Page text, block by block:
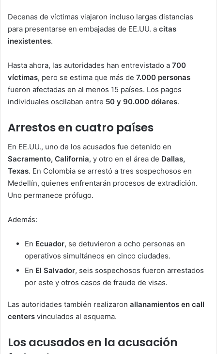
Decenas de víctimas viajaron incluso largas distancias
para presentarse en embajadas de EE.UU. a citas
inexistentes.
Hasta ahora, las autoridades han entrevistado a 700
víctimas, pero se estima que más de 7.000 personas
fueron afectadas en al menos 15 países. Los pagos
individuales oscilaban entre 50 y 90.000 dólares.
Arrestos en cuatro países
En EE.UU., uno de los acusados fue detenido en
Sacramento, California, y otro en el área de Dallas,
Texas. En Colombia se arrestó a tres sospechosos en
Medellín, quienes enfrentarán procesos de extradición.
Uno permanece prófugo.
Además:
En Ecuador, se detuvieron a ocho personas en
operativos simultáneos en cinco ciudades.
En El Salvador, seis sospechosos fueron arrestados
por este y otros casos de fraude de visas.
Las autoridades también realizaron allanamientos en call
centers vinculados al esquema.
Los acusados en la acusación